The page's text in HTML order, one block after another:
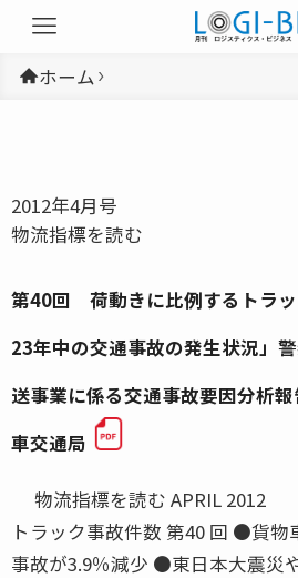
ホーム
2012年4月号
物流指標を読む
第40回 荷動きに比例するトラ
23年中の交通事故の発生状況」
送事業に係る交通事故要因分析
車交通局
物流指標を読む APRIL 2012
トラック事故件数 第40 回 ●貨物
事故が3.9％減少 ●東日本大震災